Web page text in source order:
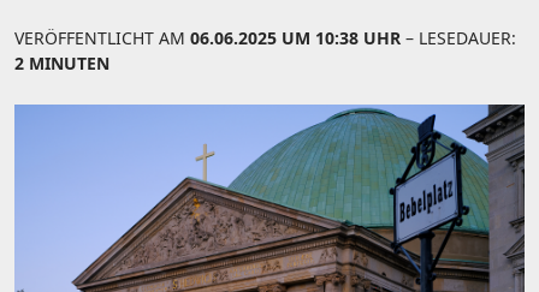
VERÖFFENTLICHT AM 06.06.2025 UM 10:38 UHR – LESEDAUER:
2 MINUTEN